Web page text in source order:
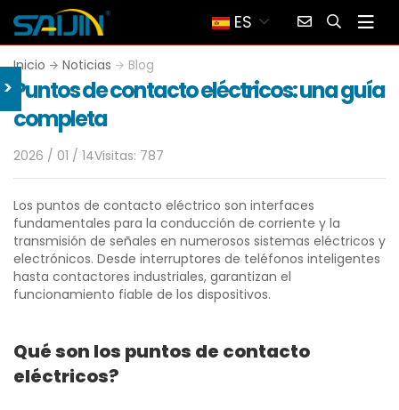
ES
Inicio Noticias Blog
Puntos de contacto eléctricos: una guía
completa
2026 / 01 / 14Visitas: 787
Los puntos de contacto eléctrico son interfaces
fundamentales para la conducción de corriente y la
transmisión de señales en numerosos sistemas eléctricos y
electrónicos. Desde interruptores de teléfonos inteligentes
hasta contactores industriales, garantizan el
funcionamiento fiable de los dispositivos.
Qué son los puntos de contacto
eléctricos?